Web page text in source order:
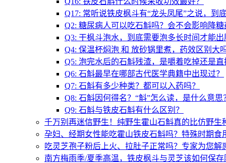
Q17: 常听说铁皮枫斗有“龙头凤尾”之说，到
Q2: 糖尿病人可以吃石斛吗？会不会影响降糖
Q3: 干枫斗泡水，到底需要泡多长时间才能出
Q4: 保温杯焖泡 和 放砂锅里煮，药效区别大
Q5: 泡完水后的石斛残渣，是嚼着吃掉还是
Q6: 石斛最早在哪部古代医学典籍中出现过？
Q7: 石斛有多少种类？都可以入药吗？
Q8: 石斛因何得名？“斛”怎么读，是什么意思
Q9: 石斛与铁皮石斛有什么区别？
千万别再迷信野生！纯野生霍山石斛真的比仿野生
孕妇、经期女性能吃霍山铁皮石斛吗？特殊时期食
吃灵芝孢子粉后上火、拉肚子正常吗？专家为您解
南方梅雨季/夏季高温，铁皮枫斗与灵芝该如何保